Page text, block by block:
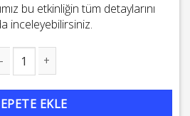
bu etkinliğin tüm detaylarını
inceleyebilirsiniz.
EKLE